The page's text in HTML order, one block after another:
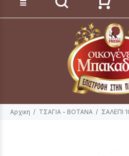
Αρχικη ΤΣΑΓΙΑ - ΒΟΤΑΝΑ ΣΑΛΕΠΙ